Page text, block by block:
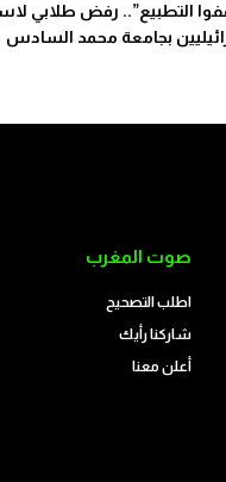
التطبيع”.. رفض طلابي
بجامعة محمد السادس
صوت المغرب
اطلب التصحيح
شاركنا رأيك
أعلن معنا